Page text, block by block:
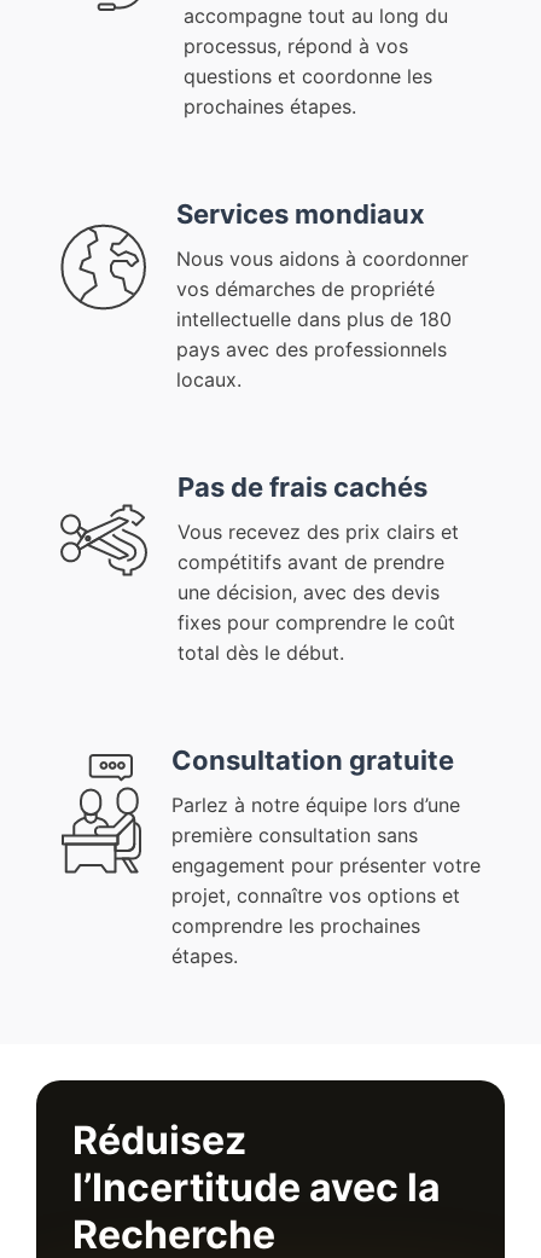
accompagne tout au long du
processus, répond à vos
questions et coordonne les
prochaines étapes.
Services mondiaux
Nous vous aidons à coordonner
vos démarches de propriété
intellectuelle dans plus de 180
pays avec des professionnels
locaux.
Pas de frais cachés
Vous recevez des prix clairs et
compétitifs avant de prendre
une décision, avec des devis
fixes pour comprendre le coût
total dès le début.
Consultation gratuite
Parlez à notre équipe lors d’une
première consultation sans
engagement pour présenter votre
projet, connaître vos options et
comprendre les prochaines
étapes.
Réduisez
l’Incertitude avec la
Recherche